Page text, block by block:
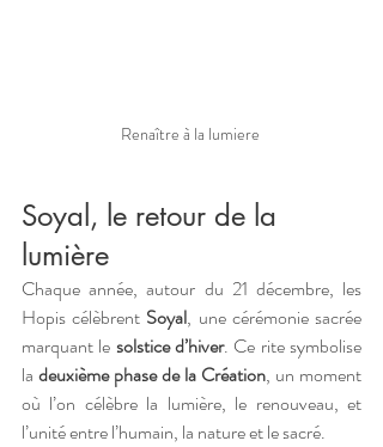
Renaître à la lumiere
Soyal, le retour de la
lumière
Chaque année, autour du 21 décembre, les
Hopis célèbrent Soyal, une cérémonie sacrée
marquant le solstice d’hiver. Ce rite symbolise
la deuxième phase de la Création, un moment
où l’on célèbre la lumière, le renouveau, et
l’unité entre l’humain, la nature et le sacré.